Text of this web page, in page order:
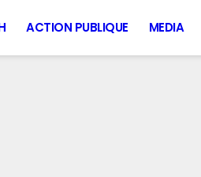
ACTION PUBLIQUE MEDIA